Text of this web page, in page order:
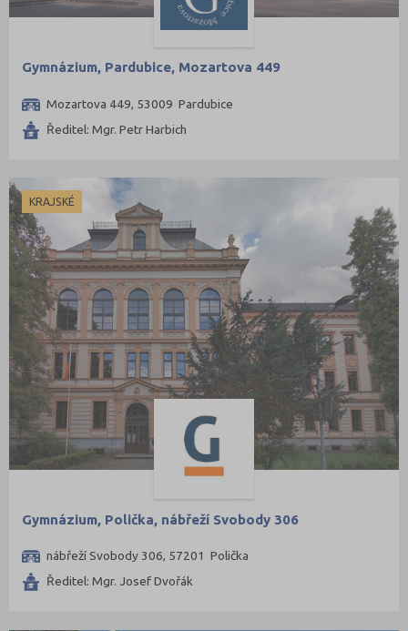
Gymnázium, Pardubice, Mozartova 449
Mozartova 449, 53009 Pardubice
Ředitel: Mgr. Petr Harbich
KRAJSKÉ
Gymnázium, Polička, nábřeží Svobody 306
nábřeží Svobody 306, 57201 Polička
Ředitel: Mgr. Josef Dvořák